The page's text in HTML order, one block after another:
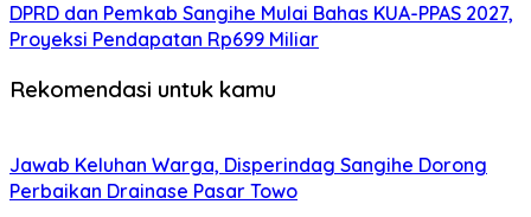
DPRD dan Pemkab Sangihe Mulai Bahas KUA-PPAS 2027,
Proyeksi Pendapatan Rp699 Miliar
Rekomendasi untuk kamu
Jawab Keluhan Warga, Disperindag Sangihe Dorong
Perbaikan Drainase Pasar Towo